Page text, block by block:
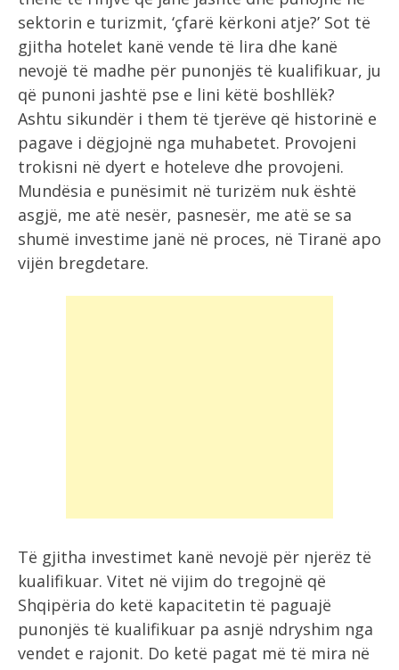
sektorin e turizmit, ‘çfarë kërkoni atje?’ Sot të
gjitha hotelet kanë vende të lira dhe kanë
nevojë të madhe për punonjës të kualifikuar, ju
që punoni jashtë pse e lini këtë boshllëk?
Ashtu sikundër i them të tjerëve që historinë e
pagave i dëgjojnë nga muhabetet. Provojeni
trokisni në dyert e hoteleve dhe provojeni.
Mundësia e punësimit në turizëm nuk është
asgjë, me atë nesër, pasnesër, me atë se sa
shumë investime janë në proces, në Tiranë apo
vijën bregdetare.
Të gjitha investimet kanë nevojë për njerëz të
kualifikuar. Vitet në vijim do tregojnë që
Shqipëria do ketë kapacitetin të paguajë
punonjës të kualifikuar pa asnjë ndryshim nga
vendet e rajonit. Do ketë pagat më të mira në